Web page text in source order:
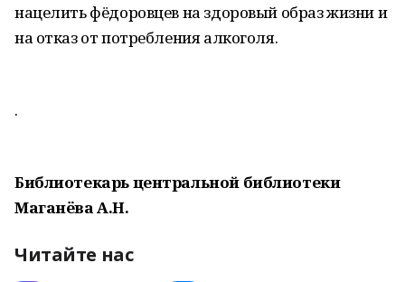
нацелить фёдоровцев на здоровый образ жизни и
на отказ от потребления алкоголя.
.
Библиотекарь центральной библиотеки
Маганёва А.Н.
Читайте нас